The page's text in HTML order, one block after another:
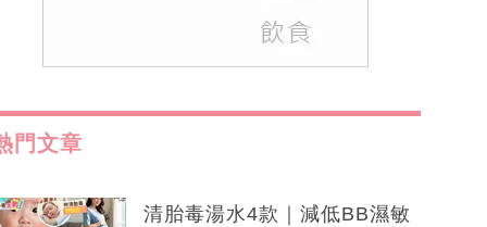
門文章
清胎毒湯水4款｜減低BB濕敏